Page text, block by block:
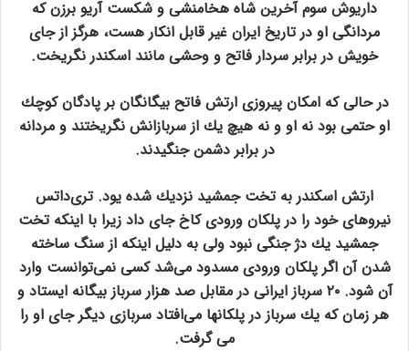
داريوش سوم آخرين شاه هخامنشی و شكست آريو برزن كه
مردانگی او در تاريخ ايران غير قابل انكار هست، هرگز از جای
خويش در برابر سردار فاتح و وحشی مانند اسكندر نگريخت.
در حالی كه امكان پيروزی ارتش فاتح بيگانگان بر پادگان كوچك
او حتمی بود نه او و نه هيچ يك از سربازانش نگريختند و مردانه
در برابر دشمن جنگيدند.
ارتش اسكندر به تخت جمشيد نزديك شده يود. تری‌داتس
نيروهای خود را در پلكان ورودی كاخ جای داد زيرا با اينكه تخت
جمشيد يك دژ جنگی نبود ولی به دليل اينكه از سنگ ساخته
شدن آن اگر پلكان ورودی مسدود می‌شد كسی نمی‌توانست وارد
آن شود. ۲۰ سرباز ايرانی در مقابل صد هزار سرباز بيگانه ايستاد و
هر زمان كه يك سرباز در پلكانها می‌افتاد سربازی ديگر جای او را
می گرفت.